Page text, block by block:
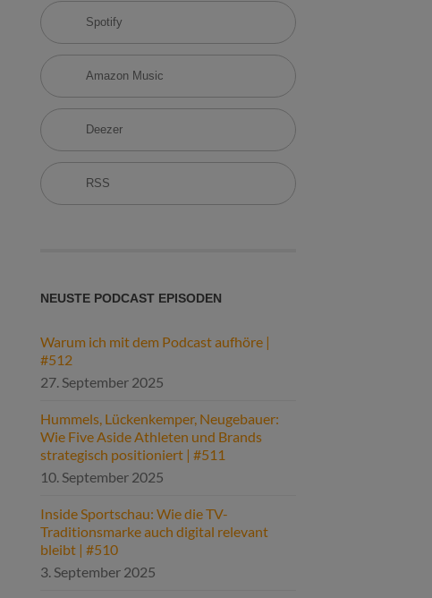
Spotify
Amazon Music
Deezer
RSS
NEUSTE PODCAST EPISODEN
Warum ich mit dem Podcast aufhöre |
#512
27. September 2025
Hummels, Lückenkemper, Neugebauer:
Wie Five Aside Athleten und Brands
strategisch positioniert | #511
10. September 2025
Inside Sportschau: Wie die TV-
Traditionsmarke auch digital relevant
bleibt | #510
3. September 2025